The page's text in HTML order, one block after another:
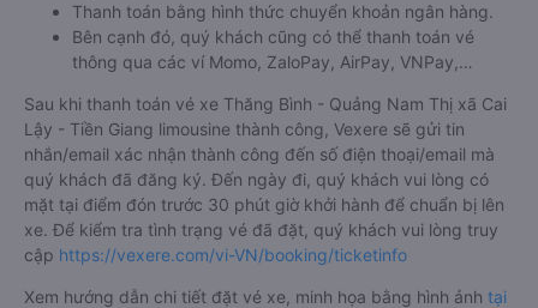
Thanh toán bằng hình thức chuyển khoản ngân hàng.
Bên cạnh đó, quý khách cũng có thể thanh toán vé
thông qua các ví Momo, ZaloPay, AirPay, VNPay,…
Sau khi thanh toán vé xe Thăng Bình - Quảng Nam Thị xã Cai
Lậy - Tiền Giang limousine thành công, Vexere sẽ gửi tin
nhắn/email xác nhận thành công đến số điện thoại/email mà
quý khách đã đăng ký. Đến ngày đi, quý khách vui lòng có
mặt tại điểm đón trước 30 phút giờ khởi hành để chuẩn bị lên
xe. Để kiểm tra tình trạng vé đã đặt, quý khách vui lòng truy
cập https://vexere.com/vi-VN/booking/ticketinfo
Xem hướng dẫn chi tiết đặt vé xe, minh họa bằng hình ảnh tại